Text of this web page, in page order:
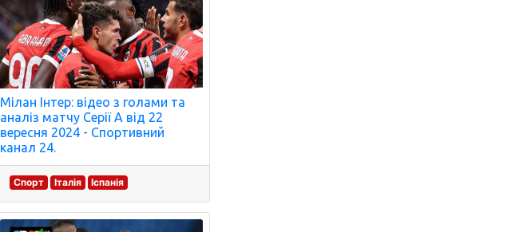
Мілан Інтер: відео з голами та
аналіз матчу Серії А від 22
вересня 2024 - Спортивний
канал 24.
Спорт Італія Іспанія